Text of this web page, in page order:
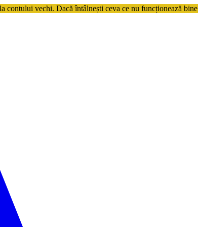
contului vechi. Dacă întâlnești ceva ce nu funcționează